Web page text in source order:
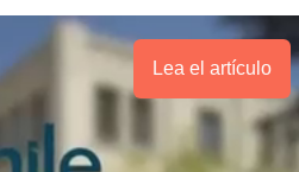
Lea el artículo